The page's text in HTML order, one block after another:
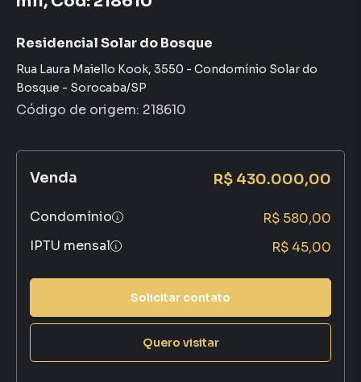
Residencial Solar do Bosque
Rua Laura Maiello Kook, 3550 - Condomínio Solar do
Bosque - Sorocaba/SP
Código de origem: 218610
Venda R$ 430.000,00
Condomínio
R$ 580,00
IPTU mensal
R$ 45,00
Solicitar contato
Quero visitar